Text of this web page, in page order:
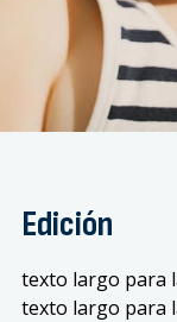
Edición
texto largo para
texto largo para